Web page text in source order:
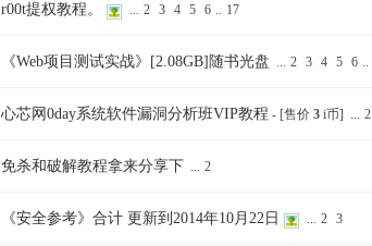
r00t提权教程。 ... 2 3 4 5 6 .. 17
《Web项目测试实战》[2.08GB]随书光盘 ... 2 3 4 5 6 ..
心芯网0day系统软件漏洞分析班VIP教程 - [售价 3 i币] ... 2
免杀和破解教程拿来分享下 ... 2
《安全参考》合计 更新到2014年10月22日 ... 2 3